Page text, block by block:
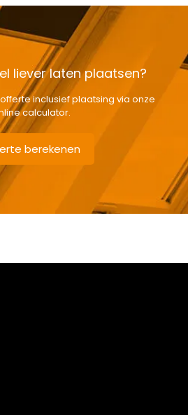
liever laten plaatsen?
inclusief plaatsing via onze
calculator.
berekenen